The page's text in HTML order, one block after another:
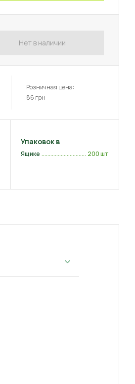
Нет в наличии
Розничная цена:
86 грн
Упаковок в
Ящике 200 шт